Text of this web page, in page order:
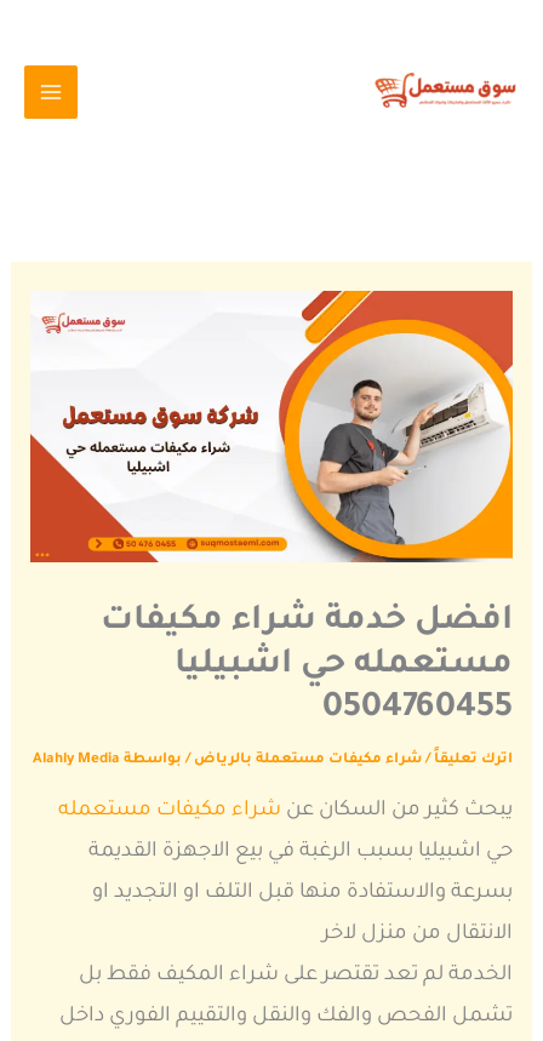
المحتوى
افضل خدمة شراء مكيفات
مستعمله حي اشبيليا
0504760455
اترك تعليقاً /شراء مكيفات مستعملة بالرياض / بواسطة Alahly Media
يبحث كثير من السكان عن شراء مكيفات مستعمله
حي اشبيليا بسبب الرغبة في بيع الاجهزة القديمة
بسرعة والاستفادة منها قبل التلف او التجديد او
الانتقال من منزل لاخر
الخدمة لم تعد تقتصر على شراء المكيف فقط بل
تشمل الفحص والفك والنقل والتقييم الفوري داخل